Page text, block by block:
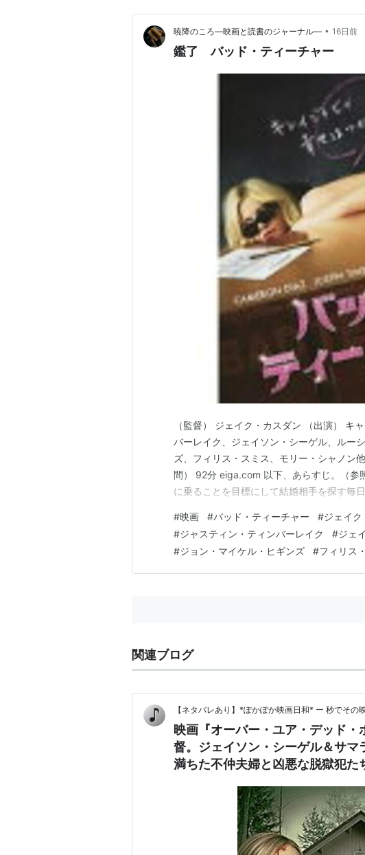
バッド・ティーチャー（2011） 出演
ザ・マペッツ（2011） 脚本、製作総指揮、
伝説のロックスター再生計画！ （2010）＜
ガリバー旅行記（2010） 出演
（2010） 声の出演
（2009）＜未＞ 出演
寝取られ男のラブ♂バカンス （2008） 脚本
無ケーカクの命中男／ノックトアップ（
ママと恋に落ちるまで（シーズン1-3）（
（シーズン4）（2005）＜TV＞
：5 科学捜査班]]（2004-2005）＜TV
（1999-2000）＜TV＞ 出演
（1999） 出演
デッドマン・オン・キャンパス
（1998）＜
暁降のころ―映画と読書のジャーナル― • 16日前
鑑了 バッド・ティーチャー
（監督） ジェイク・カスダン （出演） キ
バーレイク、ジェイソン・シーゲル、ルー
ズ、フィリス・スミス、モリー・シャノン
間） 92分 eiga.com 以下、あらすじ。（参
に乗ることを目標にして結婚相手を探す毎
考えた彼女は、豊胸手術を決意し手術代稼
キャメロン・…
#映画 #バッド・ティーチャー #ジェイク
#ジャスティン・ティンバーレイク #ジェ
#ジョン・マイケル・ヒギンズ #フィリス
関連ブログ
【ネタバレあり】*ぽかぽか映画日和* ー 秒でその
映画『オーバー・ユア・デッド
督。ジェイソン・シーゲル＆サ
満ちた不仲夫婦と凶悪な脱獄犯た